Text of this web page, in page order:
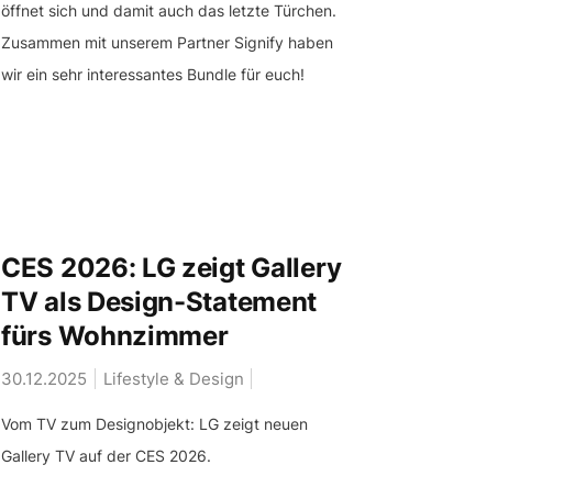
öffnet sich und damit auch das letzte Türchen.
Zusammen mit unserem Partner Signify haben
wir ein sehr interessantes Bundle für euch!
CES 2026: LG zeigt Gallery
TV als Design-Statement
fürs Wohnzimmer
30.12.2025 Lifestyle & Design
Vom TV zum Designobjekt: LG zeigt neuen
Gallery TV auf der CES 2026.